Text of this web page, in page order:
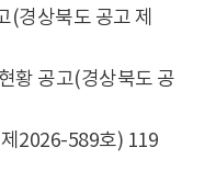
(경상북도 공고 제
황 공고(경상북도 공
2026-589호) 119